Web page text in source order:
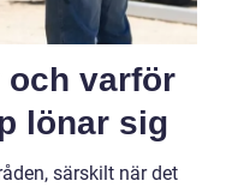
och varför
lönar sig
särskilt när det